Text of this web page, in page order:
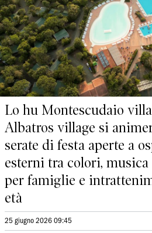
Lo hu Montescudaio
Albatros village si
serate di festa aperte a
esterni tra colori,
per famiglie e
età
25 giugno 2026 09:45